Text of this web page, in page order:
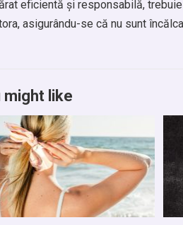
eficientă și responsabilă,
asigurându-se că nu sunt
might like